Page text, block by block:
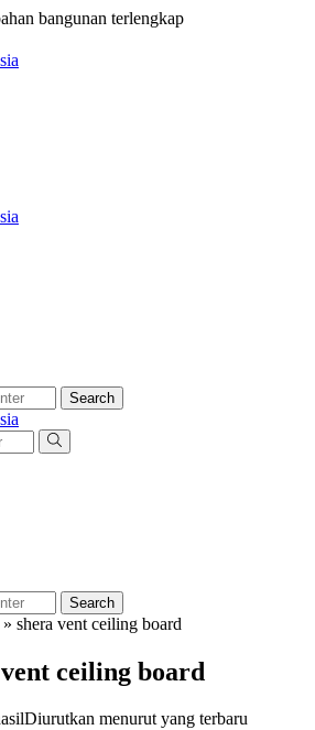
bangunan terlengkap
Search
Search
shera vent ceiling board
ceiling board
Diurutkan menurut yang terbaru